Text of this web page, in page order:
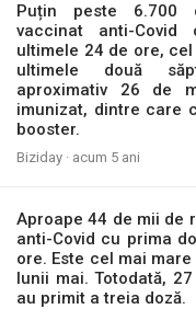
Puțin peste 6.700
vaccinat anti-
ultimele 24 de ore,
ultimele două
aproximativ 26 de
imunizat, dintre care
booster.
Biziday · acum 5 ani
Aproape 44 de mii de
anti-Covid cu prima
ore. Este cel mai
lunii mai. Totodată,
au primit a treia doză.